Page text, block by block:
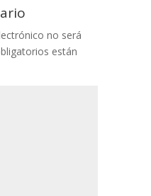
no será
están